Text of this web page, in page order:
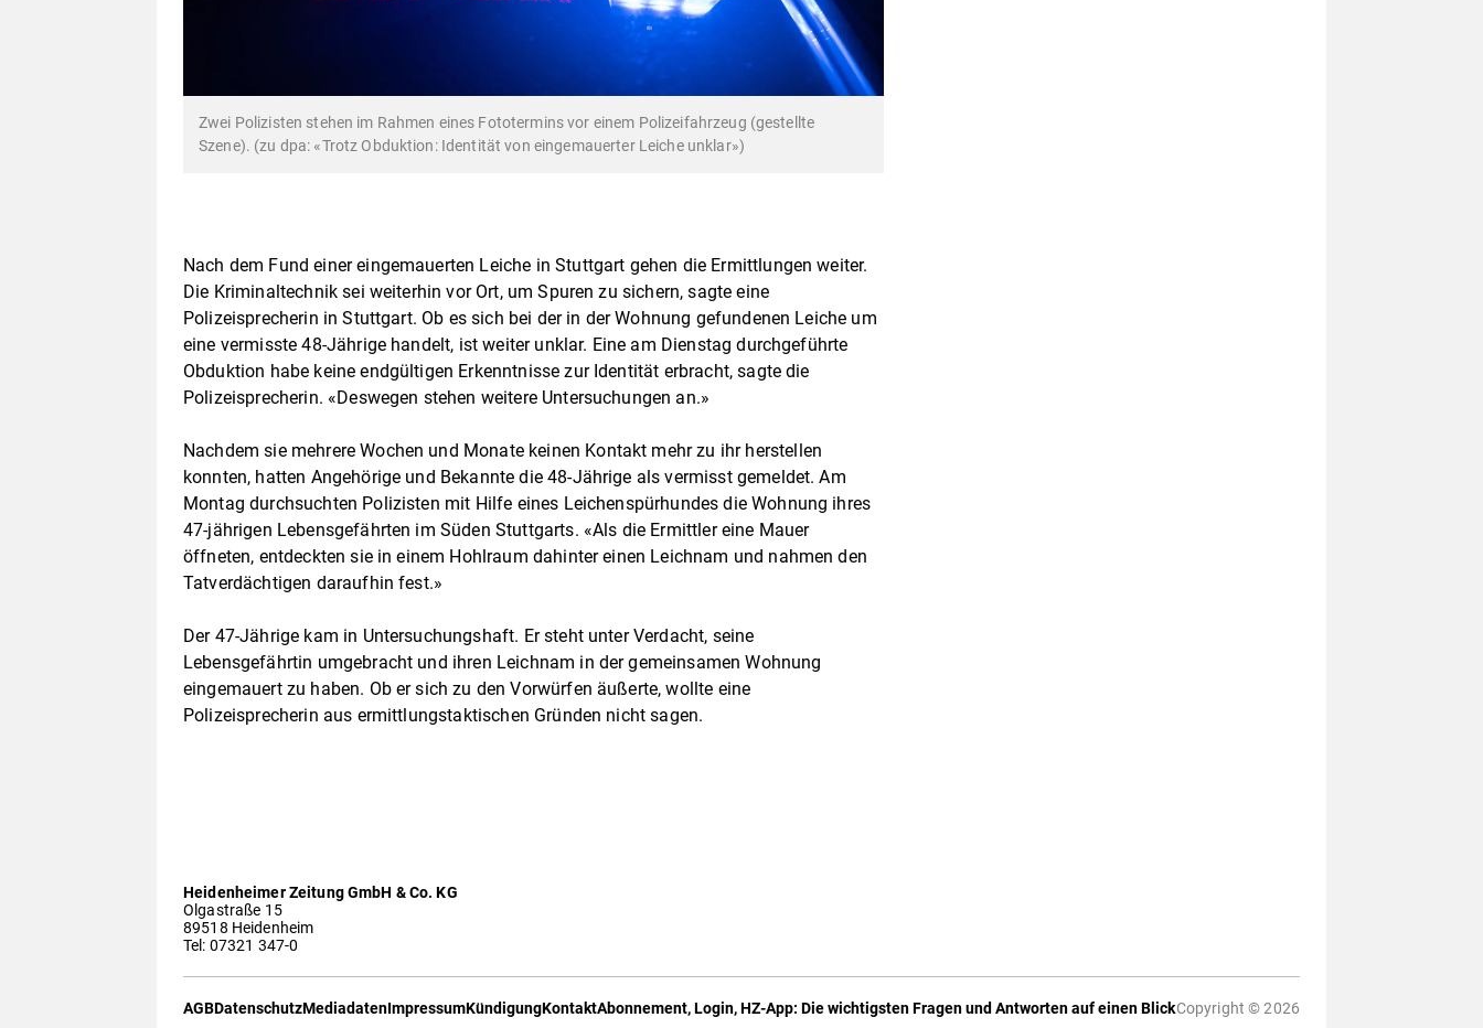
Zwei Polizisten stehen im Rahmen eines Fototermins vor einem Polizeifahrzeug (gestellte
Szene). (zu dpa: «Trotz Obduktion: Identität von eingemauerter Leiche unklar»)
Nach dem Fund einer eingemauerten Leiche in Stuttgart gehen die Ermittlungen weiter.
Die Kriminaltechnik sei weiterhin vor Ort, um Spuren zu sichern, sagte eine
Polizeisprecherin in Stuttgart. Ob es sich bei der in der Wohnung gefundenen Leiche um
eine vermisste 48-Jährige handelt, ist weiter unklar. Eine am Dienstag durchgeführte
Obduktion habe keine endgültigen Erkenntnisse zur Identität erbracht, sagte die
Polizeisprecherin. «Deswegen stehen weitere Untersuchungen an.»
Nachdem sie mehrere Wochen und Monate keinen Kontakt mehr zu ihr herstellen
konnten, hatten Angehörige und Bekannte die 48-Jährige als vermisst gemeldet. Am
Montag durchsuchten Polizisten mit Hilfe eines Leichenspürhundes die Wohnung ihres
47-jährigen Lebensgefährten im Süden Stuttgarts. «Als die Ermittler eine Mauer
öffneten, entdeckten sie in einem Hohlraum dahinter einen Leichnam und nahmen den
Tatverdächtigen daraufhin fest.»
Der 47-Jährige kam in Untersuchungshaft. Er steht unter Verdacht, seine
Lebensgefährtin umgebracht und ihren Leichnam in der gemeinsamen Wohnung
eingemauert zu haben. Ob er sich zu den Vorwürfen äußerte, wollte eine
Polizeisprecherin aus ermittlungstaktischen Gründen nicht sagen.
Heidenheimer Zeitung GmbH & Co. KG
Olgastraße 15
89518 Heidenheim
Tel: 07321 347-0
AGBDatenschutzMediadatenImpressumKündigungKontaktAbonnement, Login, HZ-App: Die wichtigsten Fragen und Antworten auf einen BlickCopyright © 2026